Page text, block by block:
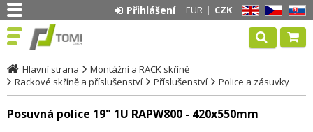
EN CZ SK
EUR CZK
Přihlášení
Hlavní strana
Montážní a RACK skříně
Rackové skříně a příslušenství
Příslušenství Police a zásuvky
Posuvná police 19" 1U RAPW800 - 420x550mm